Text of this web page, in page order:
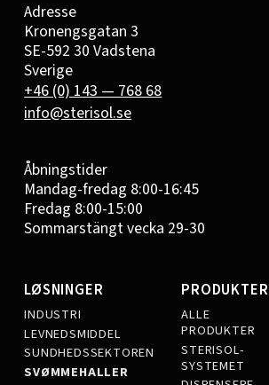
Adresse
Kronengsgatan 3
SE-592 30 Vadstena
Sverige
+46 (0) 143 — 768 68
info@sterisol.se
Åbningstider
Mandag-fredag 8:00-16:45
Fredag 8:00-15:00
Sommarstängt vecka 29-30
LØSNINGER
INDUSTRI
LEVNEDSMIDDEL
SUNDHEDSSEKTOREN
SVØMMEHALLER
PRODUKTER
ALLE
PRODUKTER
STERISOL-
SYSTEMET